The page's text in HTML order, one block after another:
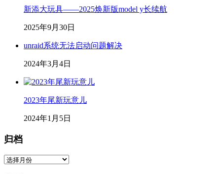
新添大玩具——2025焕新版model y长续航
2025年9月30日
unraid系统无法启动问题解决
2024年3月4日
2023年尾新玩意儿
2024年1月5日
归档
归